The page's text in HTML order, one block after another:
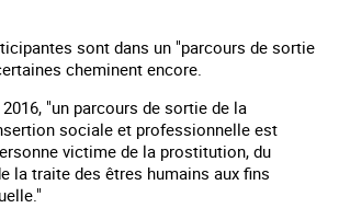
sont dans un "parcours de sortie
cheminent encore.
"un parcours de sortie de la
sociale et professionnelle est
victime de la prostitution, du
la traite des êtres humains aux fins